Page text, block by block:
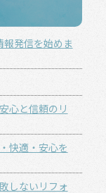
発信を始めま
心と信頼のリ
快適・安心を
しないリフォ